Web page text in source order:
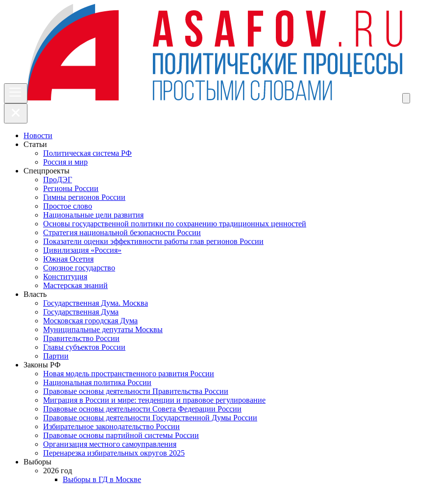
Новости
Статьи
Политическая система РФ
Россия и мир
Спецпроекты
ПроДЭГ
Регионы России
Гимны регионов России
Простое слово
Национальные цели развития
Основы государственной политики по сохранению традиционных ценностей
Стратегия национальной безопасности России
Показатели оценки эффективности работы глав регионов России
Цивилизация «Россия»
Южная Осетия
Союзное государство
Конституция
Мастерская знаний
Власть
Государственная Дума. Москва
Государственная Дума
Московская городская Дума
Муниципальные депутаты Москвы
Правительство России
Главы субъектов России
Партии
Законы РФ
Новая модель пространственного развития России
Национальная политика России
Правовые основы деятельности Правительства России
Миграция в России и мире: тенденции и правовое регулирование
Правовые основы деятельности Совета Федерации России
Правовые основы деятельности Государственной Думы России
Избирательное законодательство России
Правовые основы партийной системы России
Организация местного самоуправления
Перенарезка избирательных округов 2025
Выборы
2026 год
Выборы в ГД в Москве